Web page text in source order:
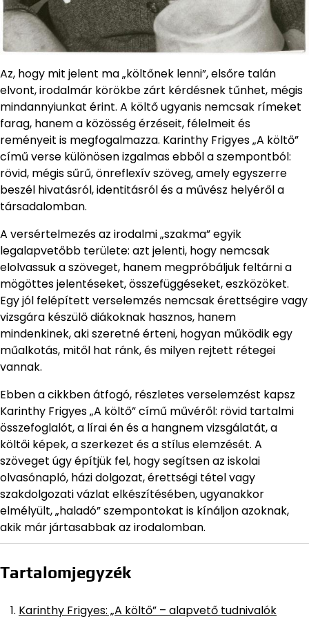
Az, hogy mit jelent ma „költőnek lenni”, elsőre talán
elvont, irodalmár körökbe zárt kérdésnek tűnhet, mégis
mindannyiunkat érint. A költő ugyanis nemcsak rímeket
farag, hanem a közösség érzéseit, félelmeit és
reményeit is megfogalmazza. Karinthy Frigyes „A költő”
című verse különösen izgalmas ebből a szempontból:
rövid, mégis sűrű, önreflexív szöveg, amely egyszerre
beszél hivatásról, identitásról és a művész helyéről a
társadalomban.
A versértelmezés az irodalmi „szakma” egyik
legalapvetőbb területe: azt jelenti, hogy nemcsak
elolvassuk a szöveget, hanem megpróbáljuk feltárni a
mögöttes jelentéseket, összefüggéseket, eszközöket.
Egy jól felépített verselemzés nemcsak érettségire vagy
vizsgára készülő diákoknak hasznos, hanem
mindenkinek, aki szeretné érteni, hogyan működik egy
műalkotás, mitől hat ránk, és milyen rejtett rétegei
vannak.
Ebben a cikkben átfogó, részletes verselemzést kapsz
Karinthy Frigyes „A költő” című művéről: rövid tartalmi
összefoglalót, a lírai én és a hangnem vizsgálatát, a
költői képek, a szerkezet és a stílus elemzését. A
szöveget úgy építjük fel, hogy segítsen az iskolai
olvasónapló, házi dolgozat, érettségi tétel vagy
szakdolgozati vázlat elkészítésében, ugyanakkor
elmélyült, „haladó” szempontokat is kínáljon azoknak,
akik már jártasabbak az irodalomban.
Tartalomjegyzék
Karinthy Frigyes: „A költő” – alapvető tudnivalók